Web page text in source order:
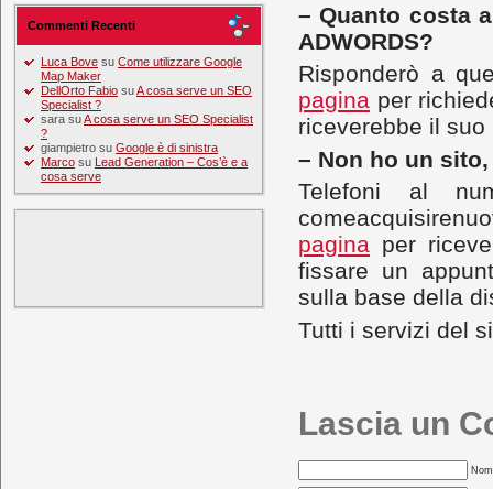
Commenti Recenti
Luca Bove su Come utilizzare Google
Map Maker
DellOrto Fabio suA cosa serve un SEO
Specialist ?
sara suA cosa serve un SEO Specialist
?
giampietro su Google è di sinistra
Marco su Lead Generation – Cos’è e a
cosa serve
– Quanto costa
ADWORDS?
Risponderò a
pagina per
riceverebbe il
– Non ho un
Telefoni al
pagina per
fissare un
sulla base della
Tutti i servizi del
Lascia un